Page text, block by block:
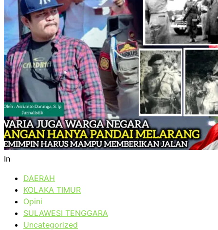
In
DAERAH
KOLAKA TIMUR
Opini
SULAWESI TENGGARA
Uncategorized